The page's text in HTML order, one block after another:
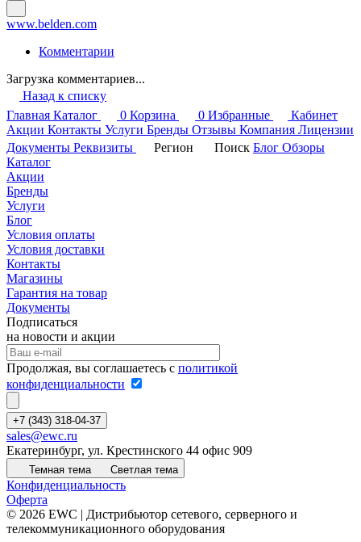
www.belden.com
Комментарии
Загрузка комментариев...
Назад к списку
Главная Каталог 0 Корзина 0 Избранные
Кабинет
Акции Контакты Услуги Бренды Отзывы Компания Лицензии
Документы Реквизиты Регион Поиск Блог Обзоры
Каталог
Акции
Бренды
Услуги
Блог
Условия оплаты
Условия доставки
Контакты
Магазины
Гарантия на товар
Документы
Подписаться
на новости и акции
Продолжая, вы соглашаетесь с политикой
конфиденциальности
+7 (343) 318-04-37
sales@ewc.ru
Екатеринбург, ул. Крестинского 44 офис 909
Темная тема Светлая тема
Конфиденциальность
Оферта
© 2026 EWC | Дистрибьютор сетевого, серверного и
телекоммуникационного оборудования